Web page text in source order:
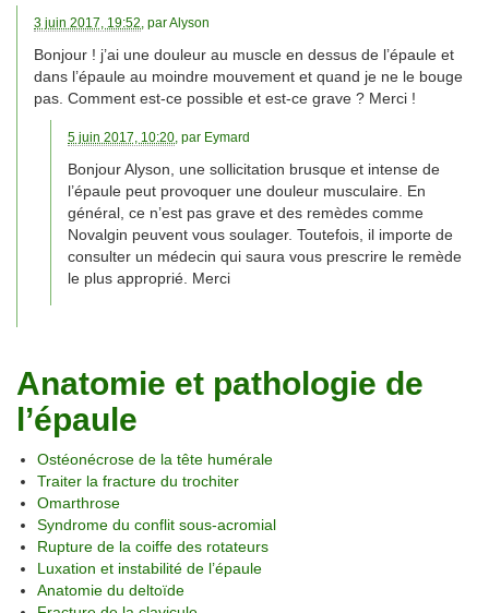
3 juin 2017, 19:52, parAlyson
Bonjour ! j’ai une douleur au muscle en dessus de l’épaule et
dans l’épaule au moindre mouvement et quand je ne le bouge
pas. Comment est-ce possible et est-ce grave ? Merci !
5 juin 2017, 10:20, par Eymard
Bonjour Alyson, une sollicitation brusque et intense de
l’épaule peut provoquer une douleur musculaire. En
général, ce n’est pas grave et des remèdes comme
Novalgin peuvent vous soulager. Toutefois, il importe de
consulter un médecin qui saura vous prescrire le remède
le plus approprié. Merci
Anatomie et pathologie de
l’épaule
Ostéonécrose de la tête humérale
Traiter la fracture du trochiter
Omarthrose
Syndrome du conflit sous-acromial
Rupture de la coiffe des rotateurs
Luxation et instabilité de l’épaule
Anatomie du deltoïde